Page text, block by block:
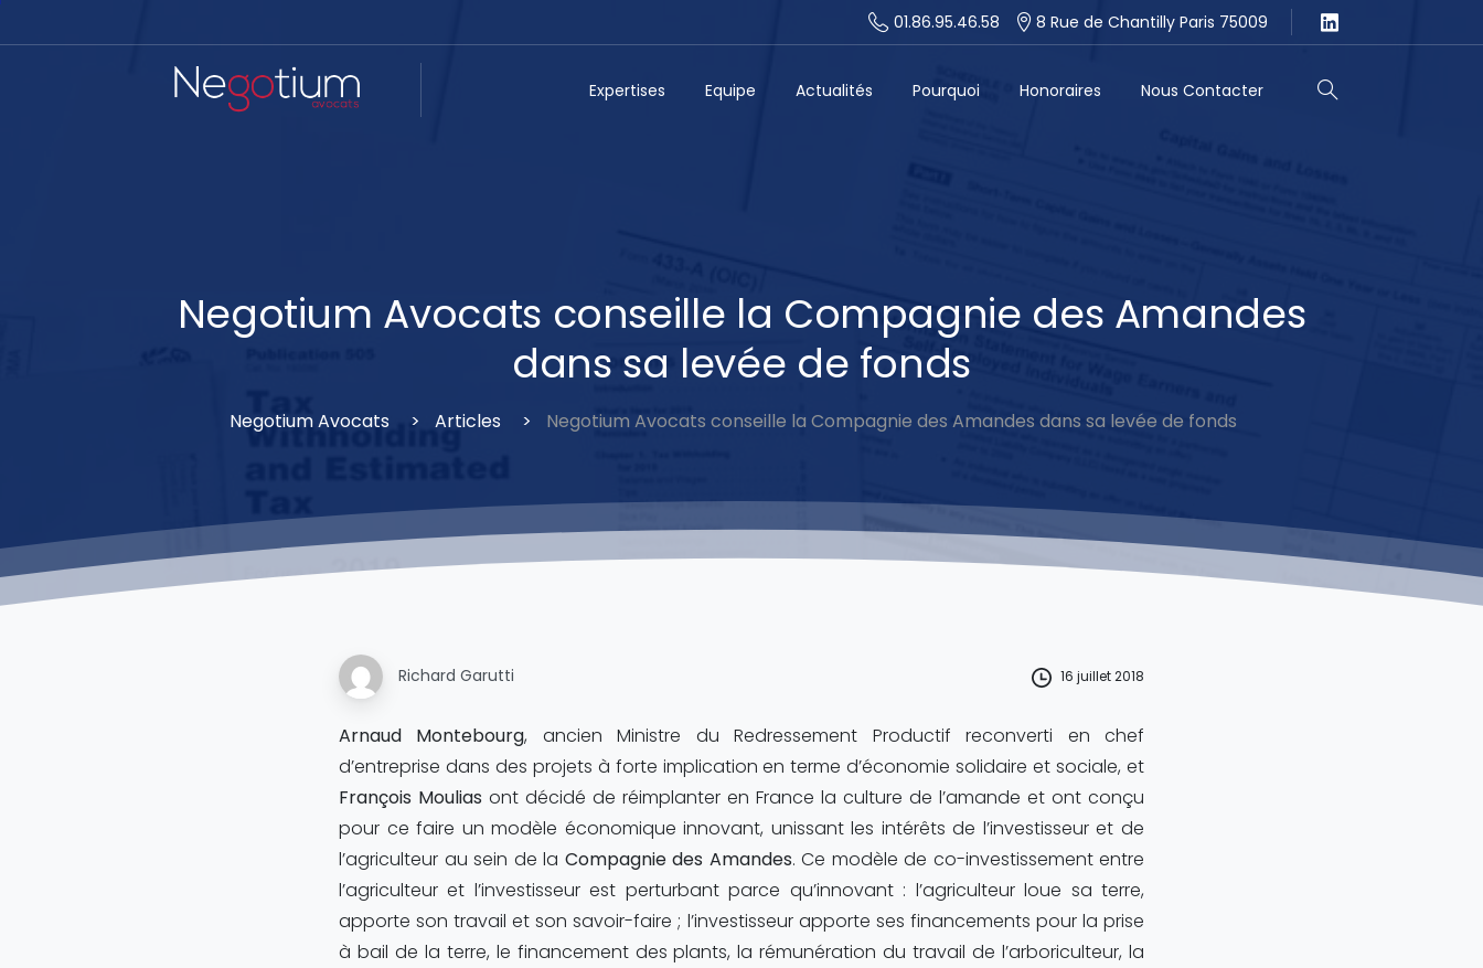
01.86.95.46.58 8 Rue de Chantilly Paris 75009
Expertises Equipe Actualités Pourquoi Honoraires Nous Contacter
Search
Negotium Avocats conseille la Compagnie des Amandes
dans sa levée de fonds
Negotium Avocats Articles Negotium Avocats conseille la Compagnie des Amandes dans sa levée de fonds
Richard Garutti 16 juillet 2018
Arnaud Montebourg, ancien Ministre du Redressement Productif reconverti en chef
d’entreprise dans des projets à forte implication en terme d’économie solidaire et sociale, et
François Moulias ont décidé de réimplanter en France la culture de l’amande et ont conçu
pour ce faire un modèle économique innovant, unissant les intérêts de l’investisseur et de
l’agriculteur au sein de la Compagnie des Amandes. Ce modèle de co-investissement entre
l’agriculteur et l’investisseur est perturbant parce qu’innovant : l’agriculteur loue sa terre,
apporte son travail et son savoir-faire ; l’investisseur apporte ses financements pour la prise
à bail de la terre, le financement des plants, la rémunération du travail de l’arboriculteur, la